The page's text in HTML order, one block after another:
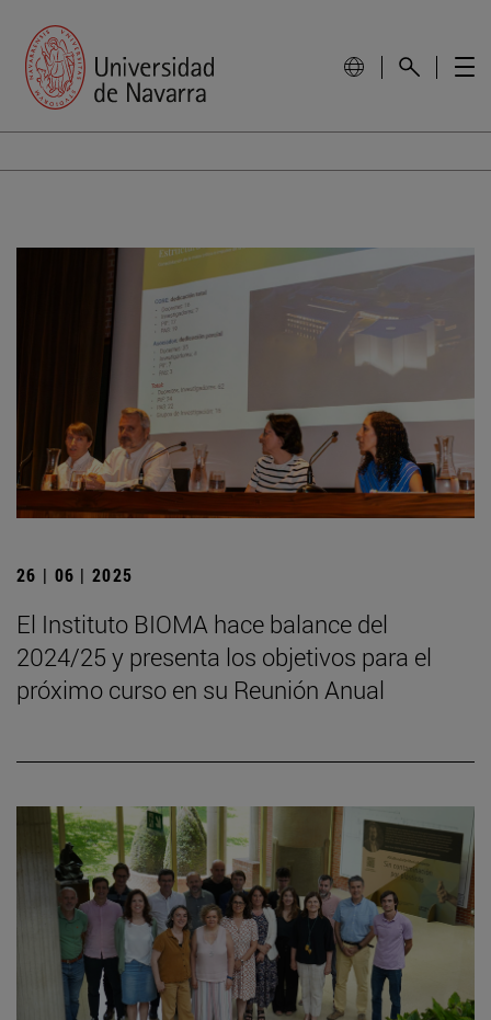
26 | 06 | 2025
El Instituto BIOMA hace balance del
2024/25 y presenta los objetivos para el
próximo curso en su Reunión Anual